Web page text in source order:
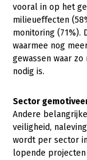
LTO
Mensen
Bestuur en
Medewerkers
Jaarverslag
Vacatures
Pers
Contact
vooral in op het
milieueffecten
monitoring (71%).
waarmee nog
gewassen waar
nodig is.
Sector
Andere
veiligheid,
wordt per sector
lopende